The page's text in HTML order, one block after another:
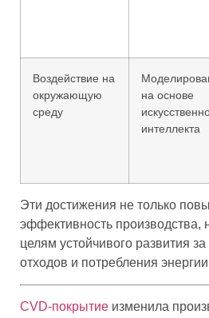
Воздействие на
окружающую
среду
на основе
интеллекта
Эти достижения не только
эффективность производства,
целям устойчивого развития
отходов и потребления
CVD-покрытие изменила